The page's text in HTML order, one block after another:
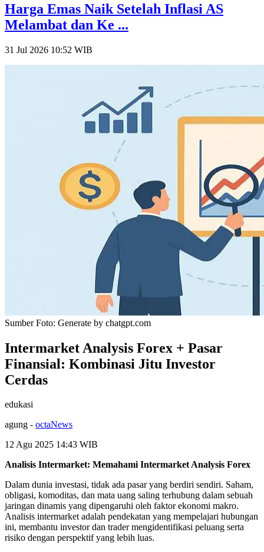
Harga Emas Naik Setelah Inflasi AS
Melambat dan Ke ...
31 Jul 2026 10:52 WIB
Sumber Foto: Generate by chatgpt.com
Intermarket Analysis Forex + Pasar
Finansial: Kombinasi Jitu Investor
Cerdas
edukasi
agung - octaNews
12 Agu 2025 14:43 WIB
Analisis Intermarket: Memahami Intermarket Analysis Forex
Dalam dunia investasi, tidak ada pasar yang berdiri sendiri. Saham,
obligasi, komoditas, dan mata uang saling terhubung dalam sebuah
jaringan dinamis yang dipengaruhi oleh faktor ekonomi makro.
Analisis intermarket adalah pendekatan yang mempelajari hubungan
ini, membantu investor dan trader mengidentifikasi peluang serta
risiko dengan perspektif yang lebih luas.